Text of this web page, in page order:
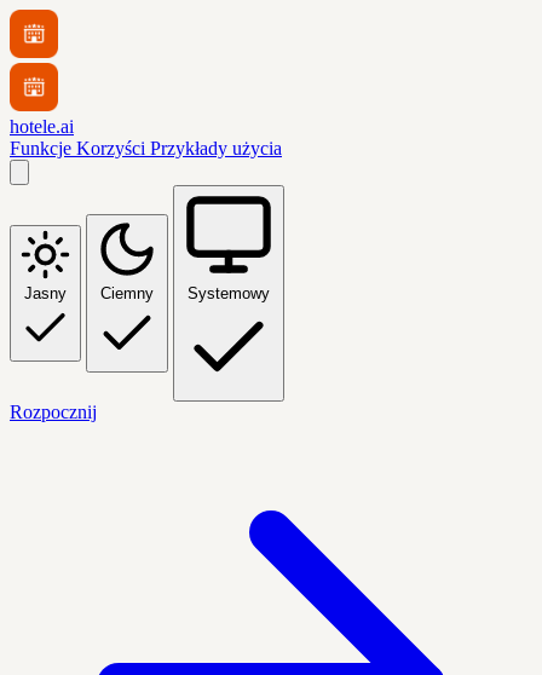
hotele.ai
Funkcje Korzyści Przykłady użycia
Jasny Ciemny Systemowy
Rozpocznij